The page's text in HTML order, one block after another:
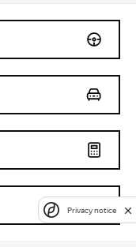
Privacy notice